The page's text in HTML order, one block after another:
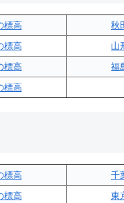
標高
秋
標高
山
標高
福
標高
標高
千
標高
東